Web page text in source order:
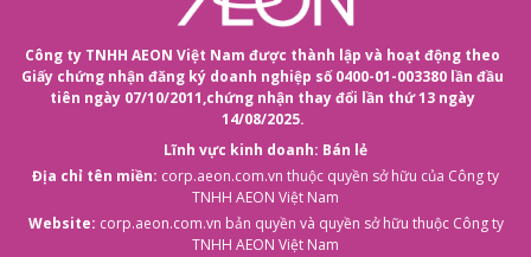
Công ty TNHH AEON Việt Nam được thành lập và hoạt động theo
Giấy chứng nhận đăng ký doanh nghiệp số 0400-01-003380 lần đầu
tiên ngày 07/10/2011,chứng nhận thay đổi lần thứ 13 ngày
14/08/2025.
Lĩnh vực kinh doanh: Bán lẻ
Địa chỉ tên miền: corp.aeon.com.vn thuộc quyền sở hữu của Công ty
TNHH AEON Việt Nam
Website: corp.aeon.com.vn bản quyền và quyền sở hữu thuộc Công ty
TNHH AEON Việt Nam